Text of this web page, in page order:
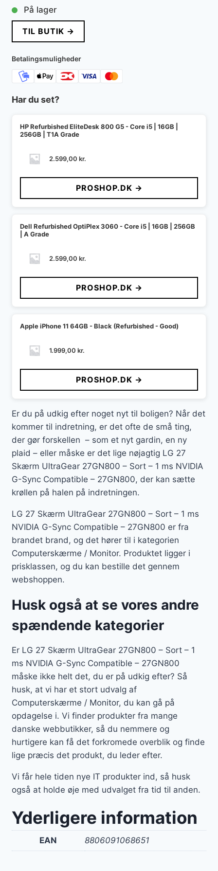
På lager
TIL BUTIK →
Betalingsmuligheder
Har du set?
HP Refurbished EliteDesk 800 G5 - Core i5 | 16GB |
256GB | T1A Grade
2.599,00 kr.
PROSHOP.DK →
Dell Refurbished OptiPlex 3060 - Core i5 | 16GB | 256GB
| A Grade
2.599,00 kr.
PROSHOP.DK →
Apple iPhone 11 64GB - Black (Refurbished - Good)
1.999,00 kr.
PROSHOP.DK →
Er du på udkig efter noget nyt til boligen? Når det
kommer til indretning, er det ofte de små ting,
der gør forskellen – som et nyt gardin, en ny
plaid – eller måske er det lige nøjagtig LG 27
Skærm UltraGear 27GN800 – Sort – 1 ms NVIDIA
G-Sync Compatible – 27GN800, der kan sætte
krøllen på halen på indretningen.
LG 27 Skærm UltraGear 27GN800 – Sort – 1 ms
NVIDIA G-Sync Compatible – 27GN800 er fra
brandet brand, og det hører til i kategorien
Computerskærme / Monitor. Produktet ligger i
prisklassen, og du kan bestille det gennem
webshoppen.
Husk også at se vores andre
spændende kategorier
Er LG 27 Skærm UltraGear 27GN800 – Sort – 1
ms NVIDIA G-Sync Compatible – 27GN800
måske ikke helt det, du er på udkig efter? Så
husk, at vi har et stort udvalg af
Computerskærme / Monitor, du kan gå på
opdagelse i. Vi finder produkter fra mange
danske webbutikker, så du nemmere og
hurtigere kan få det forkromede overblik og finde
lige præcis det produkt, du leder efter.
Vi får hele tiden nye IT produkter ind, så husk
også at holde øje med udvalget fra tid til anden.
Yderligere information
EAN 8806091068651